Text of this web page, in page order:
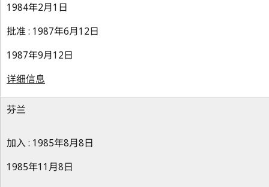
1984年2月1日
批准 : 1987年6月12日
1987年9月12日
详细信息
芬兰
加入 : 1985年8月8日
1985年11月8日